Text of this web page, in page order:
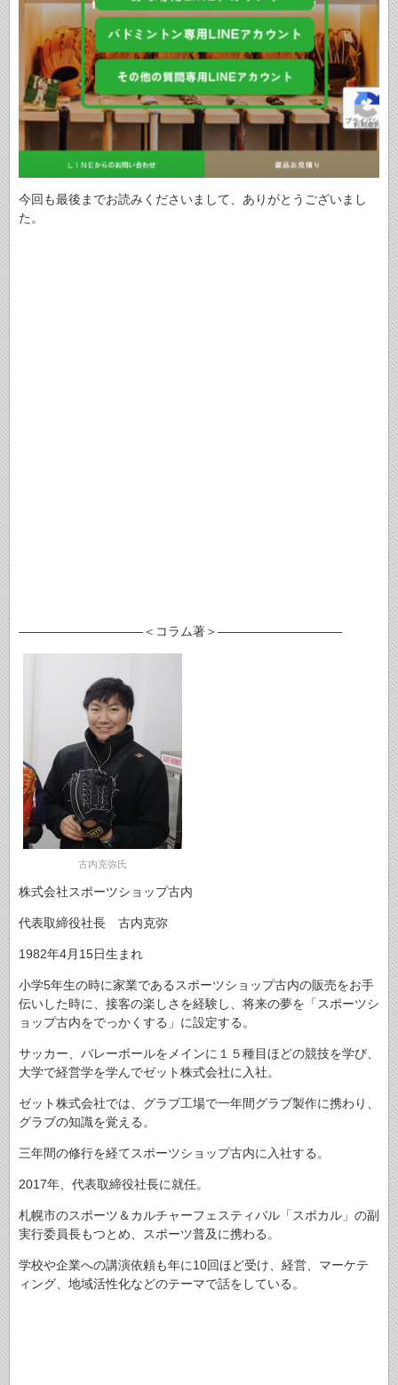
今回も最後までお読みくださいまして、ありがとうございまし
た。
――――――――――＜コラム著＞――――――――――
古内克弥氏
株式会社スポーツショップ古内
代表取締役社長 古内克弥
1982年4月15日生まれ
小学5年生の時に家業であるスポーツショップ古内の販売をお手
伝いした時に、接客の楽しさを経験し、将来の夢を「スポーツシ
ョップ古内をでっかくする」に設定する。
サッカー、バレーボールをメインに１５種目ほどの競技を学び、
大学で経営学を学んでゼット株式会社に入社。
ゼット株式会社では、グラブ工場で一年間グラブ製作に携わり、
グラブの知識を覚える。
三年間の修行を経てスポーツショップ古内に入社する。
2017年、代表取締役社長に就任。
札幌市のスポーツ＆カルチャーフェスティバル「スポカル」の副
実行委員長もつとめ、スポーツ普及に携わる。
学校や企業への講演依頼も年に10回ほど受け、経営、マーケテ
ィング、地域活性化などのテーマで話をしている。